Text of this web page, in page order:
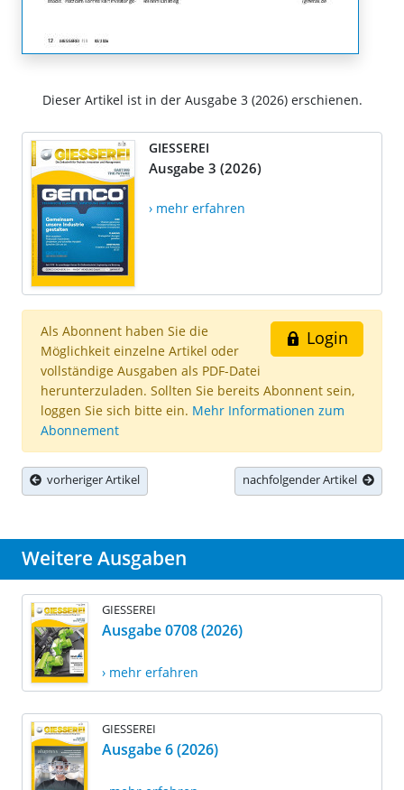
Dieser Artikel ist in der Ausgabe 3 (2026) erschienen.
GIESSEREI
Ausgabe 3 (2026)
› mehr erfahren
Login
Als Abonnent haben Sie die
Möglichkeit einzelne Artikel oder
vollständige Ausgaben als PDF-Datei
herunterzuladen. Sollten Sie bereits Abonnent sein,
loggen Sie sich bitte ein. Mehr Informationen zum
Abonnement
vorheriger Artikel nachfolgender Artikel
Weitere Ausgaben
GIESSEREI
Ausgabe 0708 (2026)
› mehr erfahren
GIESSEREI
Ausgabe 6 (2026)